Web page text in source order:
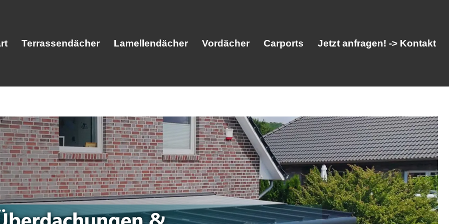
Terrassendächer Lamellendächer Vordächer Carports Jetzt anfragen! -> Kontakt